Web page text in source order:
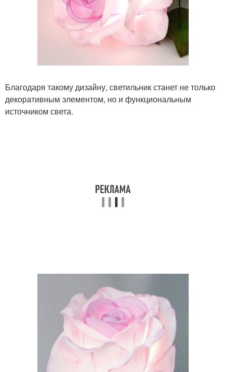
Благодаря такому дизайну, светильник станет не только
декоративным элементом, но и функциональным
источником света.